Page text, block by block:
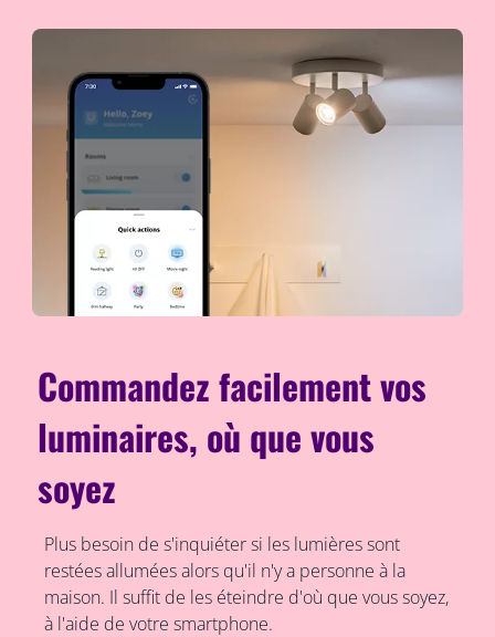
Commandez facilement vos
luminaires, où que vous
soyez
Plus besoin de s'inquiéter si les lumières sont
restées allumées alors qu'il n'y a personne à la
maison. Il suffit de les éteindre d'où que vous soyez,
à l'aide de votre smartphone.